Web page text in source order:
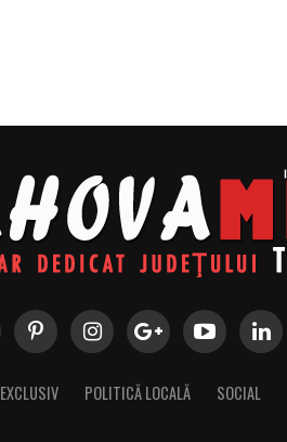
EXCLUSIV POLITICĂ LOCALĂ SOCIAL